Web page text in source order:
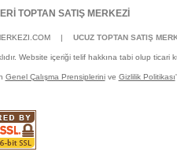
TOPTAN SATIŞ MERKEZİ
| UCUZ TOPTAN SATIŞ
Website içeriği telif hakkına tabi olup ticari
Genel Çalışma Prensiplerinive Gizlilik Politikası